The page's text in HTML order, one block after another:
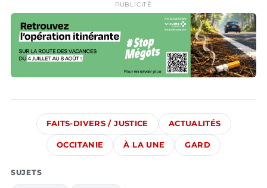
PUBLICITÉ
FAITS-DIVERS / JUSTICE ACTUALITÉS
OCCITANIE À LA UNE GARD
SUJETS